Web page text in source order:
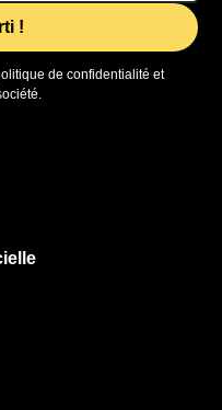
de confidentialité et